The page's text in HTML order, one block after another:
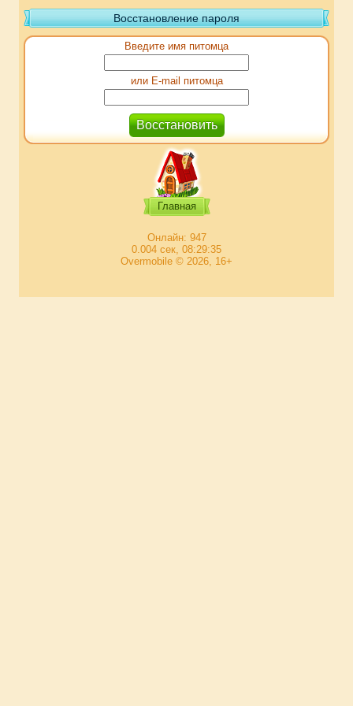
Восстановление пароля
Введите имя питомца
или E-mail питомца
Главная
Онлайн: 947
0.004 сек, 08:29:35
Overmobile © 2026, 16+